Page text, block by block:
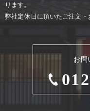
お問
ります。
弊社定休⽇に頂いたご注⽂・